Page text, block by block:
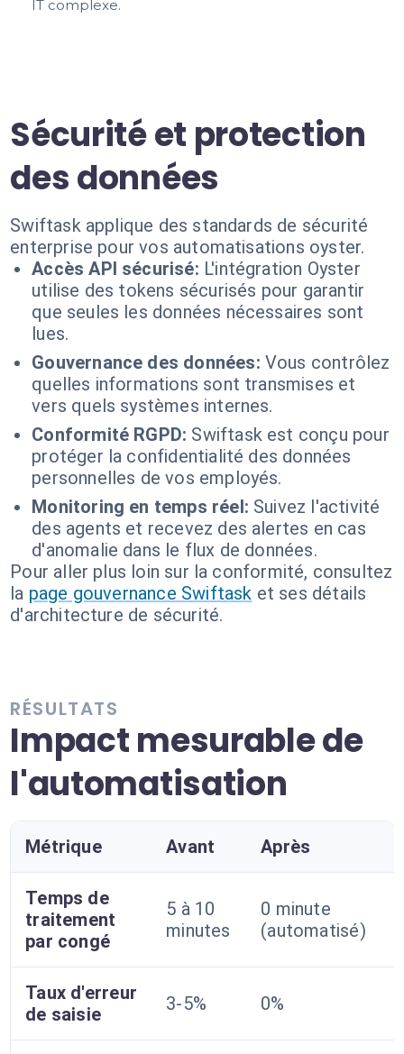
IT complexe.
Sécurité et protection
des données
Swiftask applique des standards de sécurité
enterprise pour vos automatisations oyster.
Accès API sécurisé: L'intégration Oyster
utilise des tokens sécurisés pour garantir
que seules les données nécessaires sont
lues.
Gouvernance des données: Vous contrôlez
quelles informations sont transmises et
vers quels systèmes internes.
Conformité RGPD: Swiftask est conçu pour
protéger la confidentialité des données
personnelles de vos employés.
Monitoring en temps réel: Suivez l'activité
des agents et recevez des alertes en cas
d'anomalie dans le flux de données.
Pour aller plus loin sur la conformité, consultez
la page gouvernance Swiftask et ses détails
d'architecture de sécurité.
RÉSULTATS
Impact mesurable de
l'automatisation
Métrique Avant Après
Temps de
traitement
par congé
5 à 10
minutes
0 minute
(automatisé)
Taux d'erreur
de saisie
3-5% 0%